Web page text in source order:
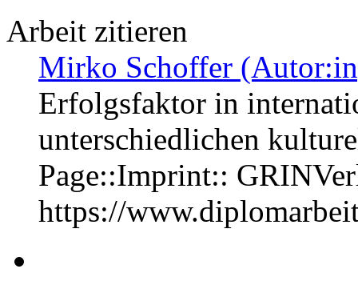
Arbeit zitieren
Mirko Schoffer
Erfolgsfaktor in
unterschiedlichen
Page::Imprint::
https://